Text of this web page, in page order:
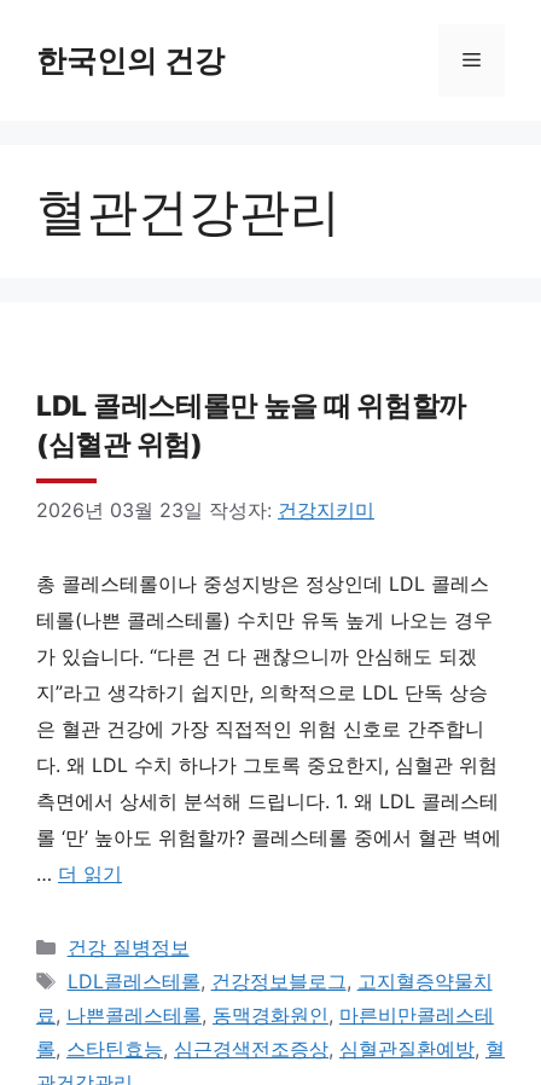
한국인의 건강 메
혈관건강관리
LDL 콜레스테롤만 높을 때 위험할까
(심혈관 위험)
2026년 03월 23일 작성자: 건강지키미
총 콜레스테롤이나 중성지방은 정상인데 LDL 콜레스
테롤(나쁜 콜레스테롤) 수치만 유독 높게 나오는 경우
가 있습니다. “다른 건 다 괜찮으니까 안심해도 되겠
지”라고 생각하기 쉽지만, 의학적으로 LDL 단독 상승
은 혈관 건강에 가장 직접적인 위험 신호로 간주합니
다. 왜 LDL 수치 하나가 그토록 중요한지, 심혈관 위험
측면에서 상세히 분석해 드립니다. 1. 왜 LDL 콜레스테
롤 ‘만’ 높아도 위험할까? 콜레스테롤 중에서 혈관 벽에
… 더 읽기
카
테
고
리
건강 질병정보
태
그
LDL콜레스테롤, 건강정보블로그, 고지혈증약물치
료, 나쁜콜레스테롤, 동맥경화원인, 마른비만콜레스테
롤, 스타틴효능, 심근경색전조증상, 심혈관질환예방, 혈